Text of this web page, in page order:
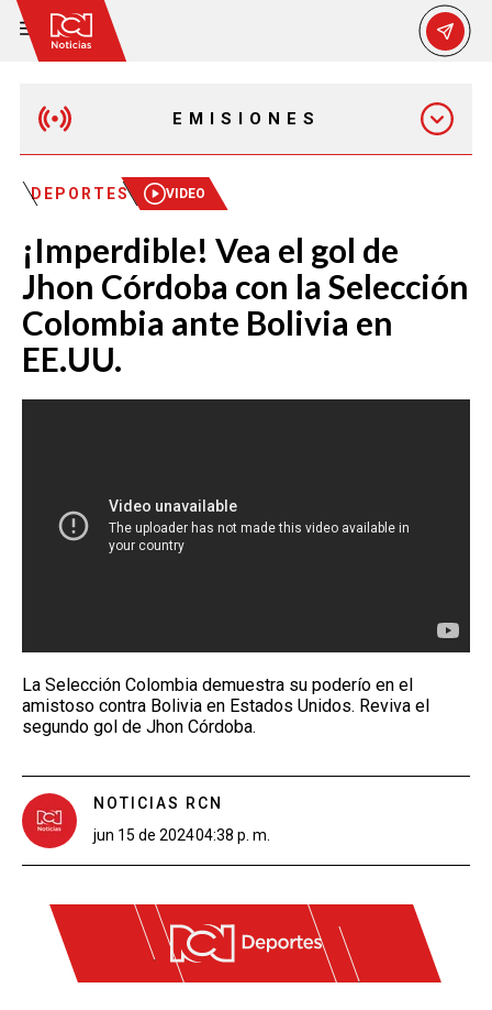
EMISIONES
MAÑANA EXPRESS
EMISIÓN 12:30 PM
EMISIÓN 7:00 PM
EMISIÓN 11:30 PM
DEPORTES VIDEO
¡Imperdible! Vea el gol de
Jhon Córdoba con la Selección
Colombia ante Bolivia en
EE.UU.
La Selección Colombia demuestra su poderío en el
amistoso contra Bolivia en Estados Unidos. Reviva el
segundo gol de Jhon Córdoba.
NOTICIAS RCN
jun 15 de 202404:38 p. m.